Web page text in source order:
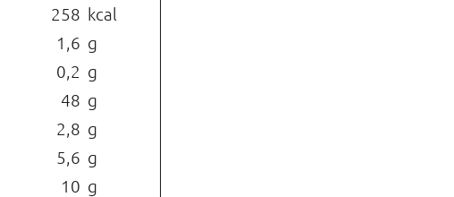
258 kcal
1,6 g
0,2 g
48 g
2,8 g
5,6 g
10 g